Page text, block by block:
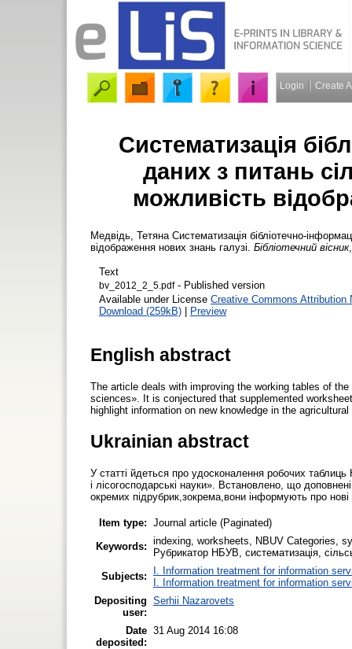
Login Create
Систематизація
даних з питань
можливість
Медвідь, Тетяна Систематизація бібліотечно-
відображення нових знань галузі. Бібліотечний вісник
Text
bv_2012_2_5.pdf- Published version
Available under License Creative Commons Attribution
Download (259kB) | Preview
English abstract
The article deals with improving the working tables of
sciences». It is conjectured that supplemented
highlight information on new knowledge in the agricultural
Ukrainian abstract
У статті йдеться про удосконалення робочих
і лісогосподарські науки». Встановлено, що
окремих підрубрик,зокрема,вони інформують про нові
Item type: Journal article (Paginated)
Keywords: indexing, worksheets, NBUV Categories,
Рубрикатор НБУВ, систематизація,
Subjects:
I. Information treatment for information
I. Information treatment for information
Depositing
user:
Serhii Nazarovets
Date
deposited:
31 Aug 2014 16:08